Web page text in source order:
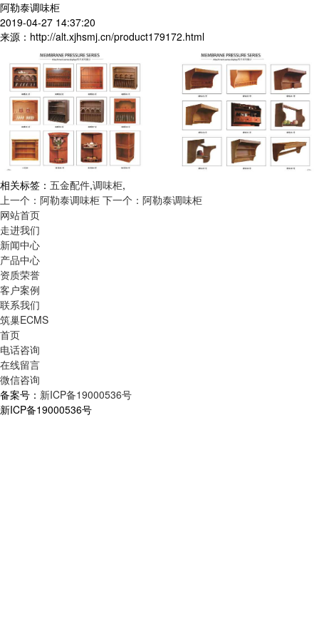
阿勒泰调味柜
2019-04-27 14:37:20
来源：http://alt.xjhsmj.cn/product179172.html
相关标签： 五金配件,调味柜,
上一个：阿勒泰调味柜 下一个：阿勒泰调味柜
网站首页
走进我们
新闻中心
产品中心
资质荣誉
客户案例
联系我们
筑巢ECMS
首页
电话咨询
在线留言
微信咨询
备案号： 新ICP备19000536号
新ICP备19000536号